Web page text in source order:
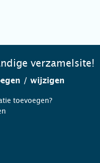
verzamelsite!
/ wijzigen
toevoegen?